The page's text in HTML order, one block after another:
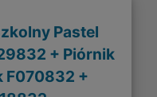
Pastel
+ Piórnik
F070832 +